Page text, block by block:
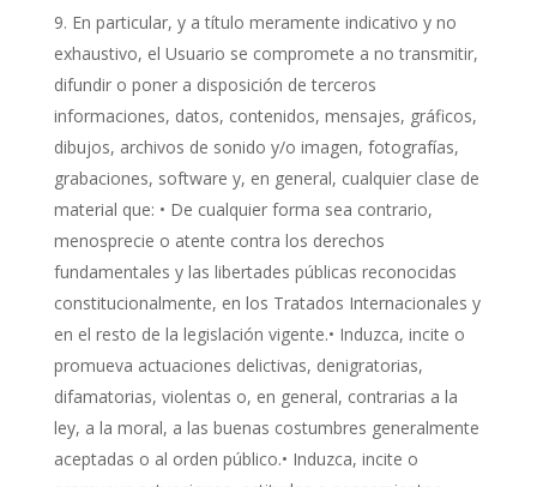
En particular, y a título meramente indicativo y no
exhaustivo, el Usuario se compromete a no transmitir,
difundir o poner a disposición de terceros
informaciones, datos, contenidos, mensajes, gráficos,
dibujos, archivos de sonido y/o imagen, fotografías,
grabaciones, software y, en general, cualquier clase de
material que: • De cualquier forma sea contrario,
menosprecie o atente contra los derechos
fundamentales y las libertades públicas reconocidas
constitucionalmente, en los Tratados Internacionales y
en el resto de la legislación vigente.• Induzca, incite o
promueva actuaciones delictivas, denigratorias,
difamatorias, violentas o, en general, contrarias a la
ley, a la moral, a las buenas costumbres generalmente
aceptadas o al orden público.• Induzca, incite o